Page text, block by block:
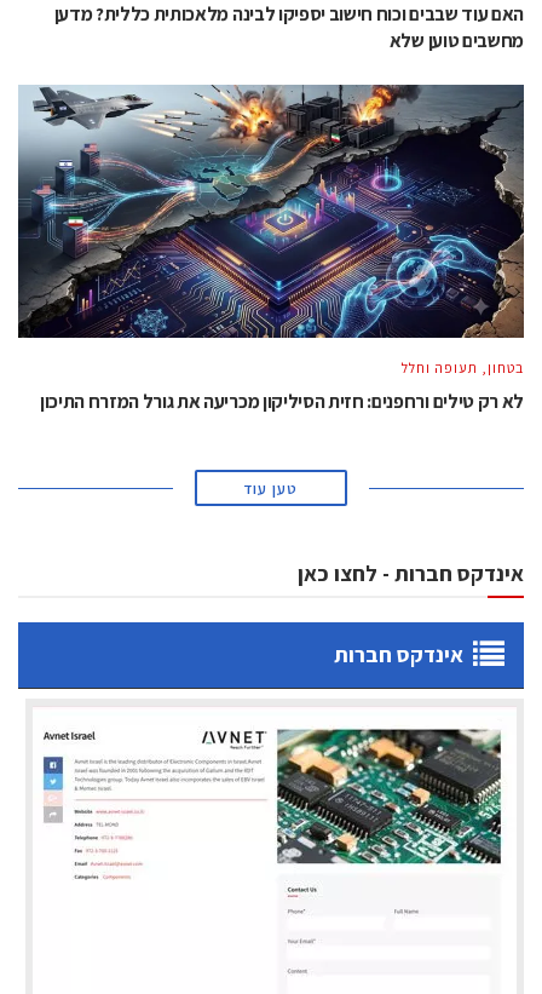
האם עוד שבבים וכוח חישוב יספיקו לבינה מלאכותית כללית? מדען
מחשבים טוען שלא
בטחון, תעופה וחלל
לא רק טילים ורחפנים: חזית הסיליקון מכריעה את גורל המזרח התיכון
טען עוד
אינדקס חברות - לחצו כאן
אינדקס חברות